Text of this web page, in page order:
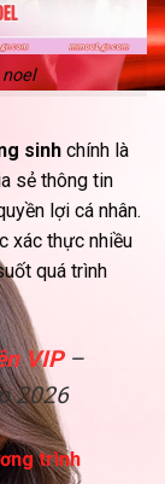
sinh chính là
sẻ thông tin
lợi cá nhân.
xác thực nhiều
quá trình
VIP–
2026
trình